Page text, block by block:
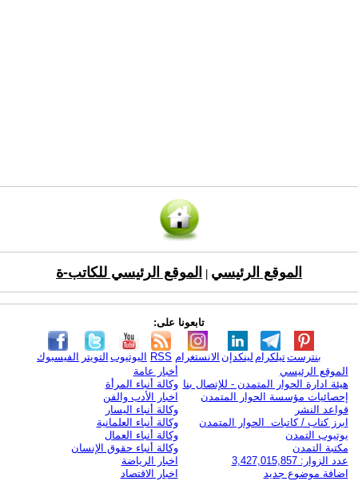
الموقع الرئيسي الموقع الرئيسي للكاتب-ة
تابعونا على:
الفيسبوك التويتر اليوتيوب RSS الانستغرام لينكدإن تيلكرامبنترست
الموقع الرئيسي
هيئة ادارة الحوار المتمدن - للإتصال بنا
إحصائيات مؤسسة الحوار المتمدن
قواعد النشر
ابرز كتاب / كاتبات الحوار المتمدن
يوتيوب التمدن
مكتبة التمدن
عدد الزوار: 3,427,015,857
اضافة موضوع جديد
أخبار عامة
وكالة أنباء المرأة
اخبار الأدب والفن
وكالة أنباء اليسار
وكالة أنباء العلمانية
وكالة أنباء العمال
وكالة أنباء حقوق الإنسان
اخبار الرياضة
اخبار الاقتصاد